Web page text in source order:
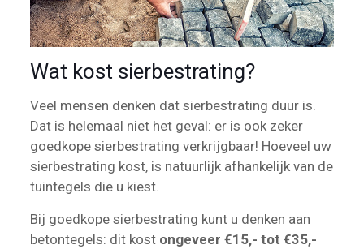
Wat kost sierbestrating?
Veel mensen denken dat sierbestrating duur is.
Dat is helemaal niet het geval: er is ook zeker
goedkope sierbestrating verkrijgbaar! Hoeveel uw
sierbestrating kost, is natuurlijk afhankelijk van de
tuintegels die u kiest.
Bij goedkope sierbestrating kunt u denken aan
betontegels: dit kost ongeveer €15,- tot €35,-